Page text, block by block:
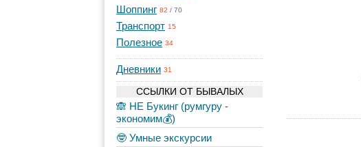
Шоппинг 82 / 70
Транспорт 15
Полезное 34
Дневники 31
ССЫЛКИ ОТ БЫВАЛЫХ
🙈 НЕ Букинг (румгуру -
экономим💰)
🤓 Умные экскурсии